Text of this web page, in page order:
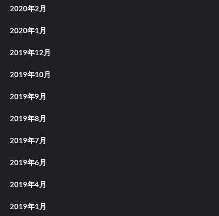
2020年2月
2020年1月
2019年12月
2019年10月
2019年9月
2019年8月
2019年7月
2019年6月
2019年4月
2019年1月